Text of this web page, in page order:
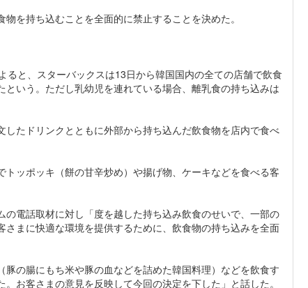
を持ち込むことを全面的に禁止することを決めた。
と、スターバックスは13日から韓国国内の全ての店舗で飲食
いう。ただし乳幼児を連れている場合、離乳食の持ち込みは
たドリンクとともに外部から持ち込んだ飲食物を店内で食べ
ッポッキ（餅の甘辛炒め）や揚げ物、ケーキなどを食べる客
電話取材に対し「度を越した持ち込み飲食のせいで、一部の
まに快適な環境を提供するために、飲食物の持ち込みを全面
の腸にもち米や豚の血などを詰めた韓国料理）などを飲食す
お客さまの意見を反映して今回の決定を下した」と話した。